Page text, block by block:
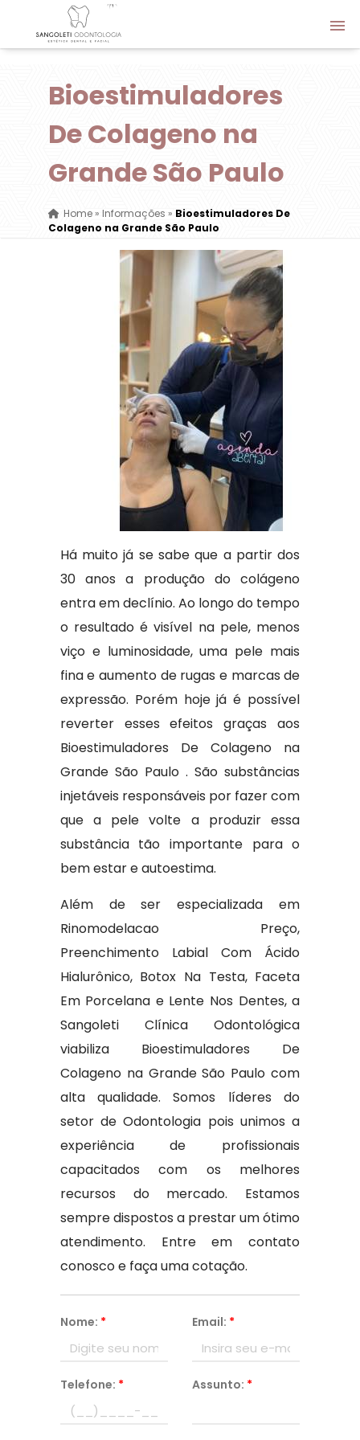
Bioestimuladores
De Colageno na
Grande São Paulo
Home» Informações » Bioestimuladores De
Colageno na Grande São Paulo
Há muito já se sabe que a partir dos
30 anos a produção do colágeno
entra em declínio. Ao longo do tempo
o resultado é visível na pele, menos
viço e luminosidade, uma pele mais
fina e aumento de rugas e marcas de
expressão. Porém hoje já é possível
reverter esses efeitos graças aos
Bioestimuladores De Colageno na
Grande São Paulo . São substâncias
injetáveis responsáveis por fazer com
que a pele volte a produzir essa
substância tão importante para o
bem estar e autoestima.
Além de ser especializada em
Rinomodelacao Preço,
Preenchimento Labial Com Ácido
Hialurônico, Botox Na Testa, Faceta
Em Porcelana e Lente Nos Dentes, a
Sangoleti Clínica Odontológica
viabiliza Bioestimuladores De
Colageno na Grande São Paulo com
alta qualidade. Somos líderes do
setor de Odontologia pois unimos a
experiência de profissionais
capacitados com os melhores
recursos do mercado. Estamos
sempre dispostos a prestar um ótimo
atendimento. Entre em contato
conosco e faça uma cotação.
Nome: * Email: *
Telefone: * Assunto: *